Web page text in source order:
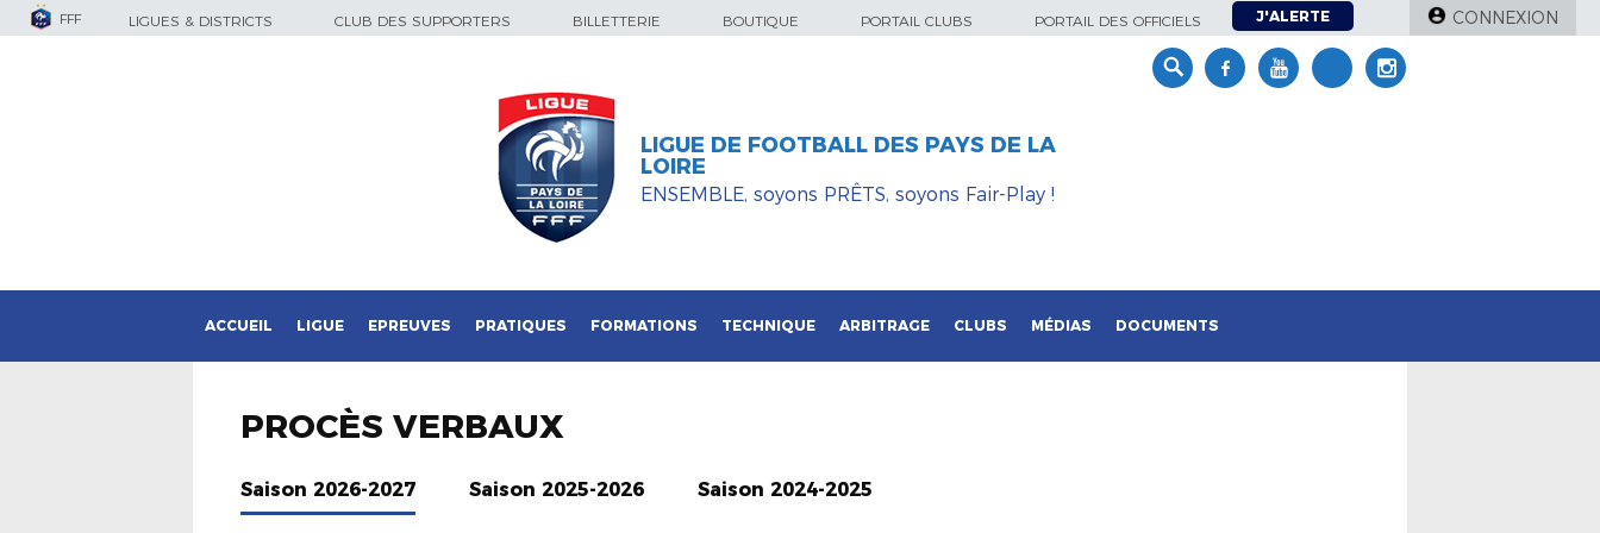
FFF LIGUES & DISTRICTS CLUB DES SUPPORTERS BILLETTERIE BOUTIQUE PORTAIL CLUBS PORTAIL DES OFFICIELS J'ALERTE CONNEXION
LIGUE DE FOOTBALL DES PAYS DE LA
LOIRE
ENSEMBLE, soyons PRÊTS, soyons Fair-Play !
ACCUEIL LIGUE EPREUVES PRATIQUES FORMATIONS TECHNIQUE ARBITRAGE CLUBS MÉDIAS DOCUMENTS
PROCÈS VERBAUX
Saison 2026-2027 Saison 2025-2026 Saison 2024-2025